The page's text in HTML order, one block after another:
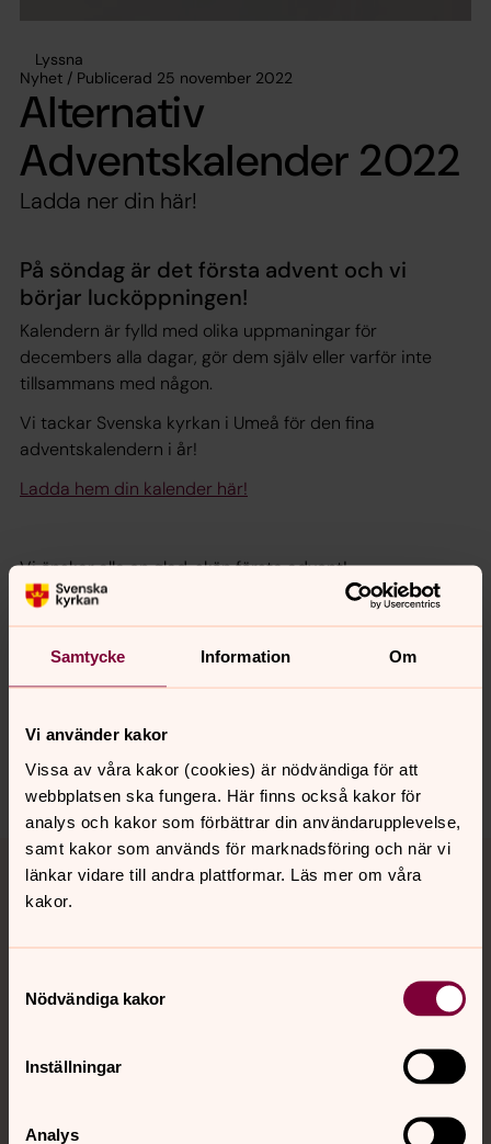
Samtycke Information Om
Vi använder kakor
Vissa av våra kakor (cookies) är nödvändiga för att
webbplatsen ska fungera. Här finns också kakor för
analys och kakor som förbättrar din användarupplevelse,
samt kakor som används för marknadsföring och när vi
länkar vidare till andra plattformar. Läs mer om våra
kakor.
Nödvändiga kakor
Inställningar
Analys
Lyssna
Nyhet / Publicerad 25 november 2022
Alternativ
Adventskalender 2022
Ladda ner din här!
På söndag är det första advent och vi
börjar lucköppningen!
Kalendern är fylld med olika uppmaningar för
decembers alla dagar, gör dem själv eller varför inte
tillsammans med någon.
Vi tackar Svenska kyrkan i Umeå för den fina
adventskalendern i år!
Ladda hem din kalender här!
Vi önskar alla en glad, skön första advent!
harnosand.pastorat@svenskakyrkan.se
Dela
Tillbaka till toppen
Tillbaka till innehållet
Kontakt
Hitta snabbt